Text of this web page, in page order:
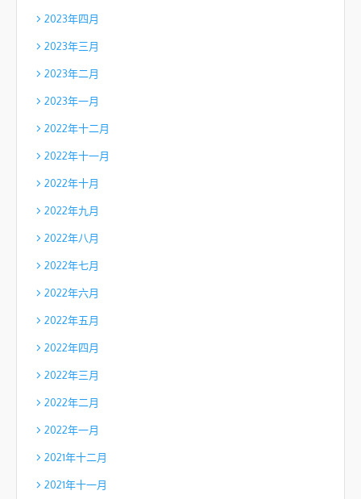
2023年四月
2023年三月
2023年二月
2023年一月
2022年十二月
2022年十一月
2022年十月
2022年九月
2022年八月
2022年七月
2022年六月
2022年五月
2022年四月
2022年三月
2022年二月
2022年一月
2021年十二月
2021年十一月